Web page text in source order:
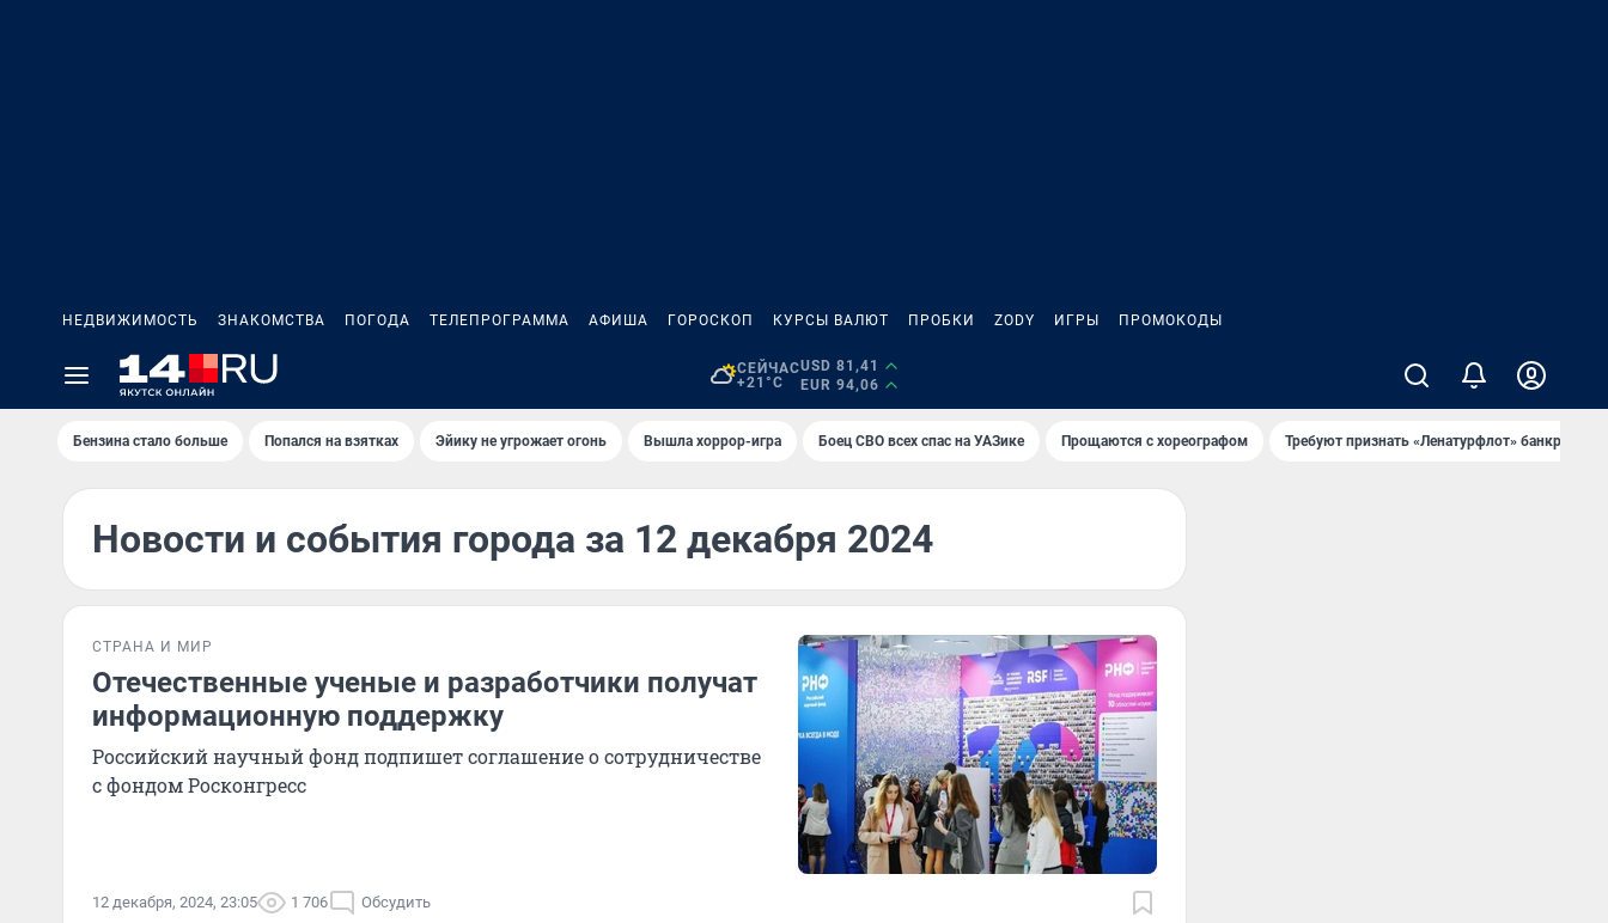
НЕДВИЖИМОСТЬ ЗНАКОМСТВА ПОГОДА ТЕЛЕПРОГРАММА АФИША ГОРОСКОП КУРСЫ ВАЛЮТ ПРОБКИ ZODY ИГРЫ ПРОМОКОДЫ
СЕЙЧАС
+21°C
USD 81,41
EUR 94,06
Бензина стало больше Попался на взятках Эйику не угрожает огонь Вышла хоррор-игра Боец СВО всех спас на УАЗике Прощаются с хореографом Требуют признать «Ленатурфлот» банкротом
Новости и события города за 12 декабря 2024
СТРАНА И МИР
Отечественные ученые и разработчики получат
информационную поддержку
Российский научный фонд подпишет соглашение о сотрудничестве
с фондом Росконгресс
12 декабря, 2024, 23:05 1 706 Обсудить